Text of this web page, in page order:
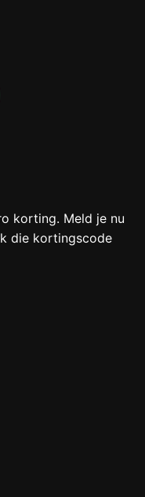
korting. Meld je nu
die kortingscode